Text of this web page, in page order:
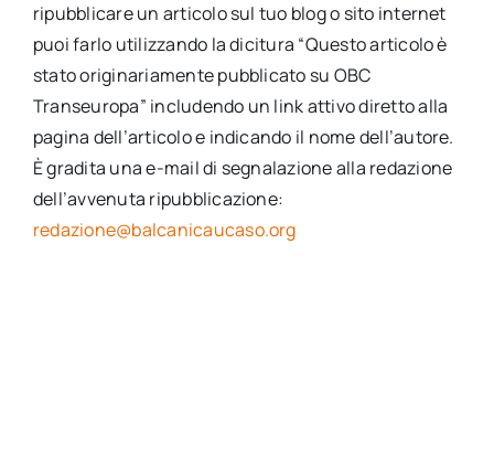
ripubblicare un articolo sul tuo blog o sito internet
puoi farlo utilizzando la dicitura “Questo articolo è
stato originariamente pubblicato su OBC
Transeuropa” includendo un link attivo diretto alla
pagina dell’articolo e indicando il nome dell’autore.
È gradita una e-mail di segnalazione alla redazione
dell’avvenuta ripubblicazione:
redazione@balcanicaucaso.org